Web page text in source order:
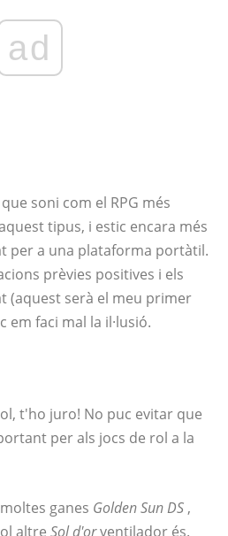
ad
soni com el RPG més
tipus, i estic encara més
per a una plataforma portàtil.
prèvies positives i els
(aquest serà el meu primer
em faci mal la il·lusió.
t'ho juro! No puc evitar que
per als jocs de rol a la
ganes Golden Sun DS ,
altre Sol d'orventilador és.